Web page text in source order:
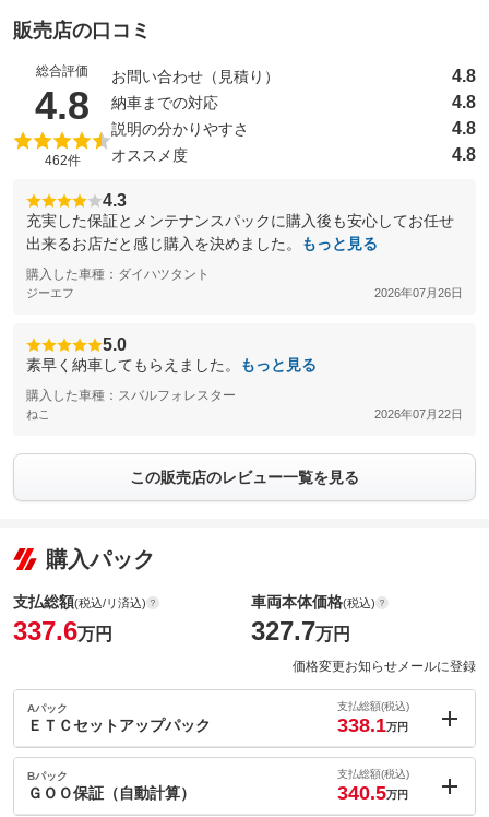
販売店の口コミ
総合評価
4.8 （5点満点中）
462件
お問い合わせ（見積り） 4.8
納車までの対応 4.8
説明の分かりやすさ 4.8
オススメ度 4.8
4.3
充実した保証とメンテナンスパックに購入後も安心してお任せ
出来るお店だと感じ購入を決めました。
もっと見る
購入した車種：ダイハツタント
ジーエフ 2026年07月26日
5.0
素早く納車してもらえました。 もっと見る
購入した車種：スバルフォレスター
ねこ 2026年07月22日
この販売店のレビュー一覧を見る
購入パック
支払総額(税込/リ済込)
337.6万円
車両本体価格(税込)
327.7万円
価格変更お知らせメールに登録
Aパック
ＥＴＣセットアップパック
支払総額(税込)
338.1万円
内：オプシ
ョン価格
(税込)
Bパック
ＧＯＯ保証（自動計算）
支払総額(税込)
340.5万円